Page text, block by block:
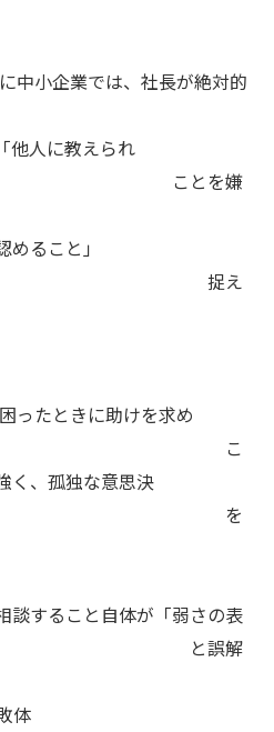
は、社長が絶対的
限を
他人に教えられ
とを嫌
めること」
え
きに助けを求め
こ
く、孤独な意思決
を
。
と自体が「弱さの表
誤解
体